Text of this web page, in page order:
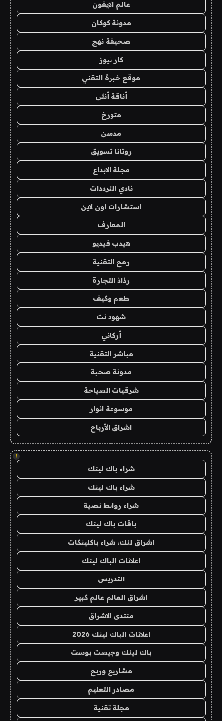
عالم الايفون
مدونة كوكان
صحيفة نهج
كار نيوز
موقع خبرة التقني
أناقة أنثى
متورخ
مدسن
روتانا تسويق
مجلة الابداع
نادي الترددات
استشارات اون لاين
المعارف
هيدب فيديو
رمح التقنية
رذاذ التجارة
طعم وكيف
شهود نت
أركاني
مباشر التقنية
مدونة صحبة
شرقيات السياحة
موسوعة انوار
اشراق الأرباح
!
شراء باك لينك
شراء باك لينك
شراء روابط نصية
باقات باك لينك
اشراق لنك، شراء باكلينكات
اعلانات الباك لينك
التدريس
اشراق العالم عالم كبير
منتدى الاشراق
اعلانات الباك لينك 2026
باك لينك وجيست بوست
مشاريع وربح
مصادر التعليم
مجلة تقنية